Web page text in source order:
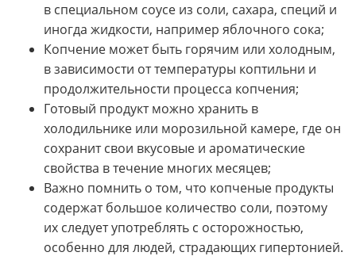
в специальном соусе из соли, сахара, специй и
иногда жидкости, например яблочного сока;
Копчение может быть горячим или холодным,
в зависимости от температуры коптильни и
продолжительности процесса копчения;
Готовый продукт можно хранить в
холодильнике или морозильной камере, где он
сохранит свои вкусовые и ароматические
свойства в течение многих месяцев;
Важно помнить о том, что копченые продукты
содержат большое количество соли, поэтому
их следует употреблять с осторожностью,
особенно для людей, страдающих гипертонией.